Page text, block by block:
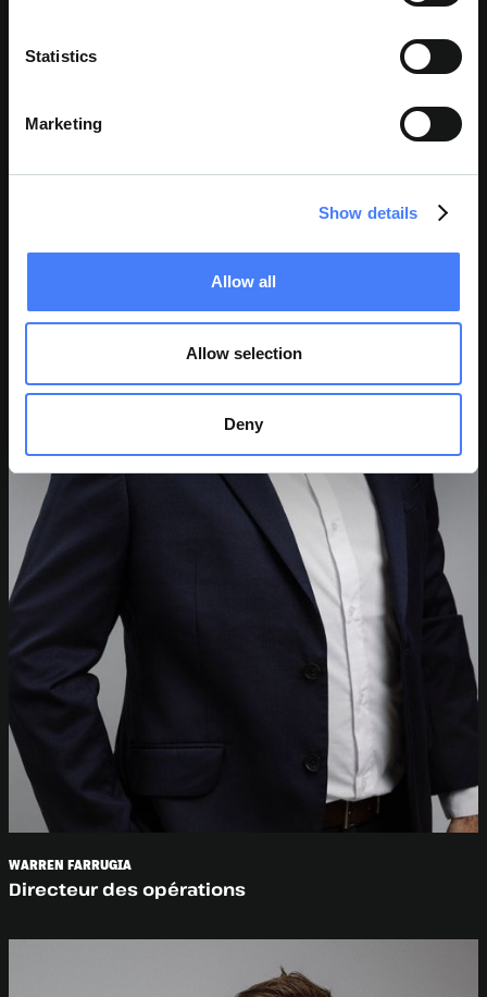
Statistics
Marketing
Show details
Allow all
Allow selection
Deny
JOHN P. CASALETTO
WARREN FARRUGIA
Directeur des opérations